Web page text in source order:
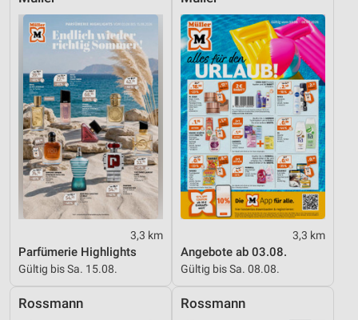
3,3 km
Parfümerie Highlights
Gültig bis Sa. 15.08.
3,3 km
Angebote ab 03.08.
Gültig bis Sa. 08.08.
Rossmann Rossmann